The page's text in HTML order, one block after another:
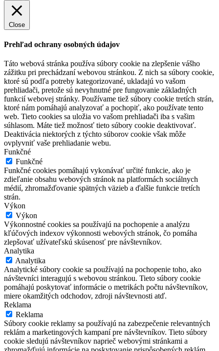
Close
Prehľad ochrany osobných údajov
Táto webová stránka používa súbory cookie na zlepšenie vášho
zážitku pri prechádzaní webovou stránkou. Z nich sa súbory cookie,
ktoré sú podľa potreby kategorizované, ukladajú vo vašom
prehliadači, pretože sú nevyhnutné pre fungovanie základných
funkcií webovej stránky. Používame tiež súbory cookie tretích strán,
ktoré nám pomáhajú analyzovať a pochopiť, ako používate tento
web. Tieto cookies sa uložia vo vašom prehliadači iba s vašim
súhlasom. Máte tiež možnosť tieto súbory cookie deaktivovať.
Deaktivácia niektorých z týchto súborov cookie však môže
ovplyvniť vaše prehliadanie webu.
Funkčné
Funkčné
Funkčné cookies pomáhajú vykonávať určité funkcie, ako je
zdieľanie obsahu webových stránok na platformách sociálnych
médií, zhromažďovanie spätných väzieb a ďalšie funkcie tretích
strán.
Výkon
Výkon
Výkonnostné cookies sa používajú na pochopenie a analýzu
kľúčových indexov výkonnosti webových stránok, čo pomáha
zlepšovať užívateľskú skúsenosť pre návštevníkov.
Analytika
Analytika
Analytické súbory cookie sa používajú na pochopenie toho, ako
návštevníci interagujú s webovou stránkou. Tieto súbory cookie
pomáhajú poskytovať informácie o metrikách počtu návštevníkov,
miere okamžitých odchodov, zdroji návštevnosti atď.
Reklama
Reklama
Súbory cookie reklamy sa používajú na zabezpečenie relevantných
reklám a marketingových kampaní pre návštevníkov. Tieto súbory
cookie sledujú návštevníkov naprieč webovými stránkami a